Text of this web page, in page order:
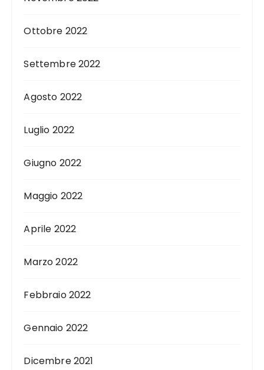
Ottobre 2022
Settembre 2022
Agosto 2022
Luglio 2022
Giugno 2022
Maggio 2022
Aprile 2022
Marzo 2022
Febbraio 2022
Gennaio 2022
Dicembre 2021